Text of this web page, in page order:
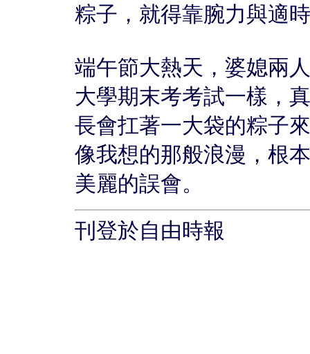
粽子，就得靠腕力與適
端午節大熱天，婆媳兩
大學期末考考試一樣，
長會扛著一大袋的粽子
像我想的那般浪漫，根
美麗的誤會。
刊登於自由時報